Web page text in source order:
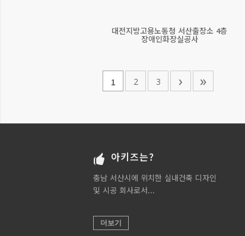
대전지방고용노동청 서산출장소 4층
장애인화장실공사
1 2 3 › »
아키즈는?
충남 서산시에 위치한 실내건축 디자인
및 시공 회사로서...
더보기